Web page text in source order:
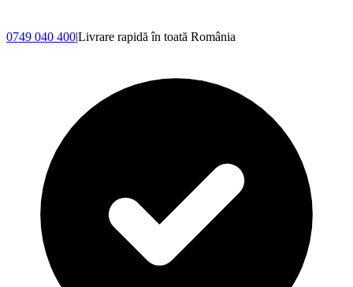
0749 040 400|Livrare rapidă în toată România